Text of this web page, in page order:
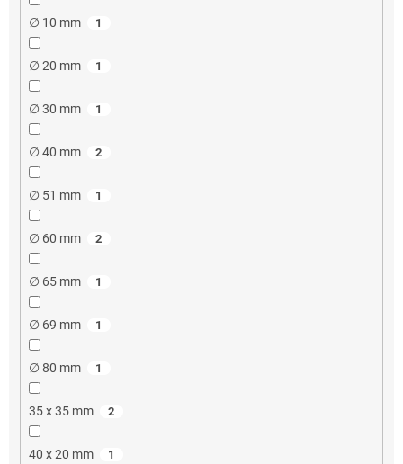
∅ 10 mm 1
∅ 20 mm 1
∅ 30 mm 1
∅ 40 mm 2
∅ 51 mm 1
∅ 60 mm 2
∅ 65 mm 1
∅ 69 mm 1
∅ 80 mm 1
35 x 35 mm 2
40 x 20 mm 1